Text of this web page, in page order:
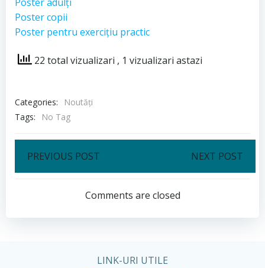
Poster copii
Poster pentru exercițiu practic
22 total vizualizari , 1 vizualizari astazi
Categories:
Noutăți
Tags:
No Tag
Post
navigation
PREVIOUS POST
navigation
NEXT POST
Comments are closed
LINK-URI UTILE